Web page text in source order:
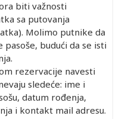
biti važnosti
sa putovanja
Molimo putnike da
budući da se isti
rezervacije navesti
sledeće: ime i
datum rođenja,
i kontakt mail adresu.